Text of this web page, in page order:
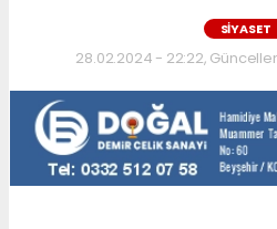
SIYASET
28.02.2024 - 22:22,